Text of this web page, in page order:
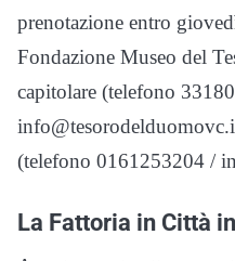
prenotazione entro
Fondazione Museo del
capitolare (telefono
(telefono 0161253204 /
La Fattoria in Città